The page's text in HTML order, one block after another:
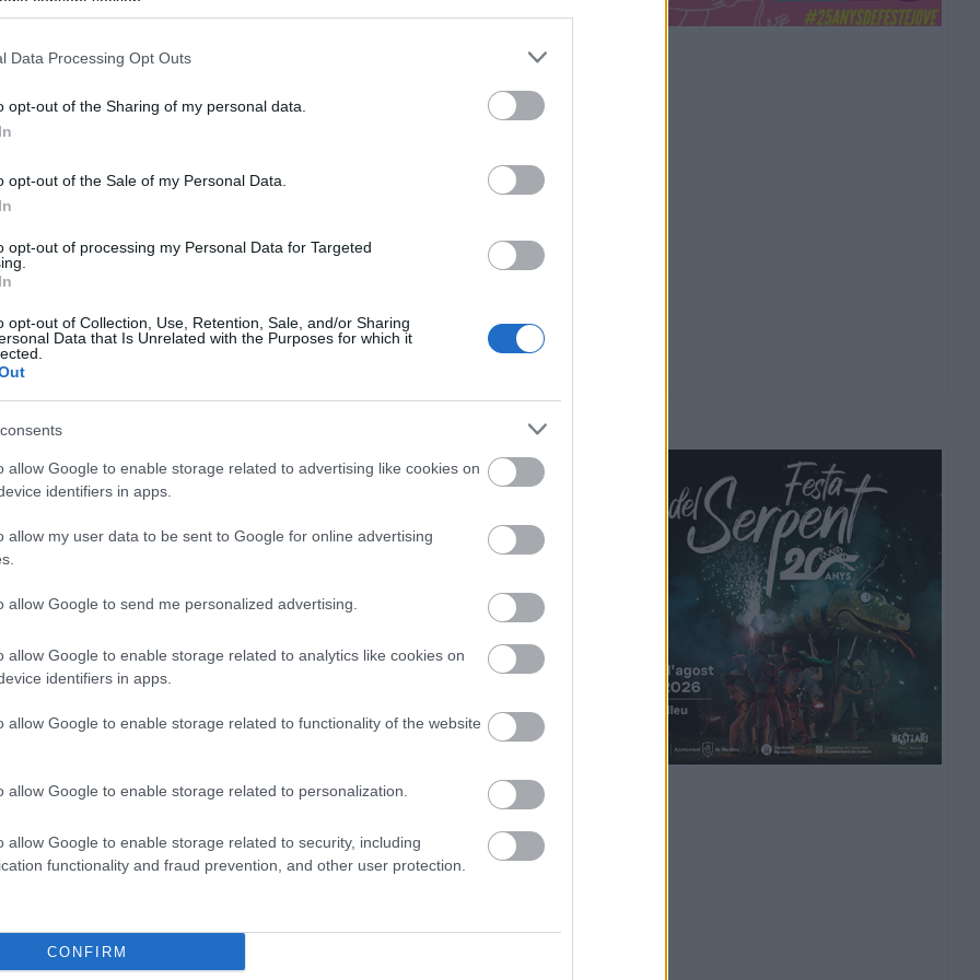
Data Processing Opt Outs
opt-out of the Sharing of my personal data.
opt-out of the Sale of my Personal Data.
opt-out of processing my Personal Data for Targeted
opt-out of Collection, Use, Retention, Sale, and/or Sharing
Data that Is Unrelated with the Purposes for which it
allow Google to enable storage related to advertising like cookies on
identifiers in apps.
allow my user data to be sent to Google for online advertising
allow Google to send me personalized advertising.
allow Google to enable storage related to analytics like cookies on
identifiers in apps.
allow Google to enable storage related to functionality of the website
allow Google to enable storage related to personalization.
allow Google to enable storage related to security, including
functionality and fraud prevention, and other user protection.
CONFIRM
amb la connexió realitzada a finals
el servei, que es comunicaran amb
o la disminució de la pressió
les 20 h. del dia 10 i fins les 7 del
franja horària hi haurà afectacions al
Alsina i l'avinguda de la Garrotxa.
de millora i modernització de la
i la fiabilitat.
també el dimarts 10 de març,
al passeig de Sant Joan i això
de Sant Joan entre la rotonda de la
el passeig de Sant Joan en direcció
fins al lateral previ a la rotonda
d’aquesta fase és de dues setmanes.